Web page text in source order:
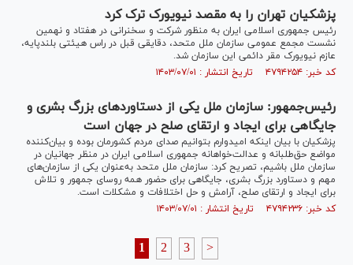
پزشکیان تهران را به مقصد نیویورک ترک کرد
رئیس جمهوری اسلامی ایران به منظور شرکت و سخنرانی در هفتاد و نهمین
نشست مجمع عمومی سازمان ملل متحد، دقایقی قبل در راس هیئتی بلندپایه،
عازم نیویورک مقر دائمی این سازمان شد.
کد خبر: ۴۷۹۴۲۵۴ تاریخ انتشار : ۱۴۰۳/۰۷/۰۱
رئیس‌جمهور: سازمان ملل یکی از دستاورد‌های بزرگ بشری و
جایگاهی برای ایجاد و ارتقای صلح در جهان است
پزشکیان با بیان اینکه امیدوارم بتوانیم صدای مردم کشورمان بوده و بیان‌کننده
مواضع حق‌طلبانه و عدالت‌خواهانه جمهوری اسلامی ایران در منظر جهانیان در
سازمان ملل باشیم، تصریح کرد: سازمان ملل متحد به‌عنوان یکی از سازمان‌های
مهم و دستاورد بزرگ بشری، جایگاهی برای حضور همه روسای جمهور و تلاش
برای ایجاد و ارتقای صلح، آرامش و حل اختلافات و مشکلات است.
کد خبر: ۴۷۹۴۲۳۶ تاریخ انتشار : ۱۴۰۳/۰۷/۰۱
1 2 3 >